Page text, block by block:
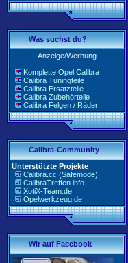
Was suchst du?
Anzeige/Werbung
Komplette Opel Calibra
Calibra Tuningteile
Calibra Ersatzteile
Calibra Zubehörteile
Calibra Felgen / Räder
Calibra-Community
Unterstützte Projekte
Calibra.cc (Safemode)
CalibraTreffen.info
XotiX-Team.de
Opelwerkzeug.de
Wir auf Facebook